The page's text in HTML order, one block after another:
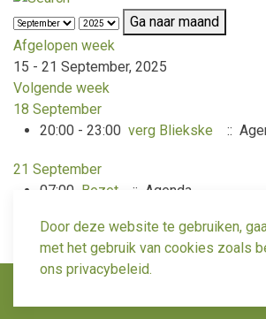
Door deze website te gebruiken,
met het gebruik van cookies zoals
ons privacybeleid.
Ga naar maand
Afgelopen week
15 - 21 September, 2025
Volgende week
18 September
20:00 - 23:00 verg Bliekske ::
21 September
07:00 Bezet :: Agenda